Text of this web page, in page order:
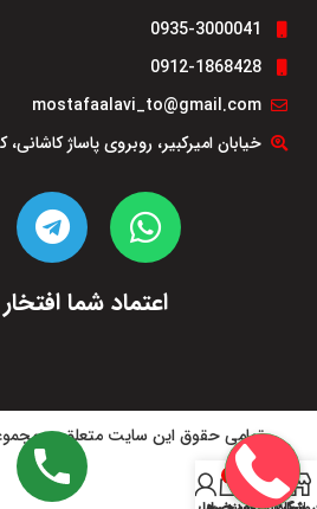
0935-3000041
0912-1868428
mostafaalavi_to@gmail.com
خیابان امیرکبیر، روبروی پاساژ
اعتماد شما
تمامی حقوق این سایت متعلق به
0